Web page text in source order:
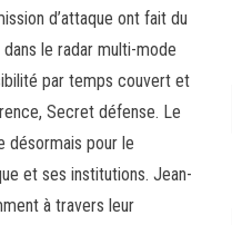
d’attaque ont fait du
le radar multi-mode
par temps couvert et
Secret défense. Le
désormais pour le
et ses institutions. Jean-
à travers leur